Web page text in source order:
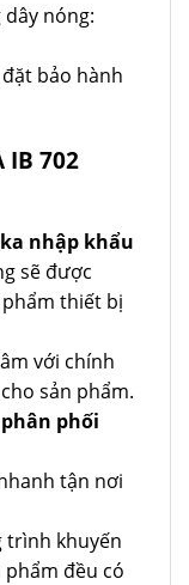
nóng:
bảo hành
IB 702
nhập khẩu
sẽ được
phẩm thiết bị
với chính
sản phẩm.
phối
tận nơi
trình khuyến
phẩm đều có